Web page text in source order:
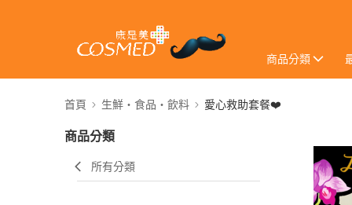
商品分類
首頁 生鮮・食品・飲料 愛心救助套餐❤️
商品分類
所有分類